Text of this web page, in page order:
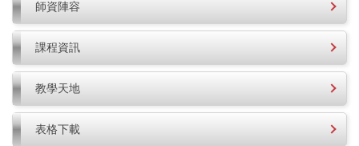
師資陣容
課程資訊
教學天地
表格下載